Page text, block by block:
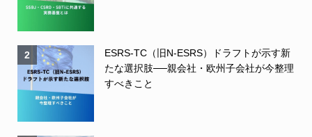
2
ESRS-TC（旧N-ESRS）ドラフトが示す新
たな選択肢──親会社・欧州子会社が今整理
すべきこと